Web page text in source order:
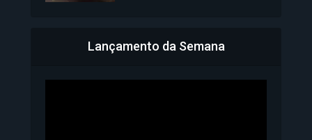
Bahia inicia emissão da
Lançamento da Semana